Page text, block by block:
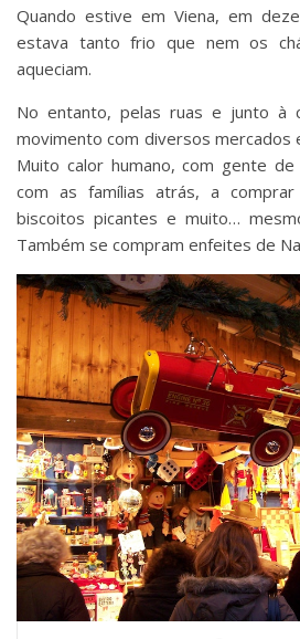
Quando estive em Viena, em
estava tanto frio que nem os
aqueciam.
No entanto, pelas ruas e junto à
movimento com diversos mercados
Muito calor humano, com gente
com as famílias atrás, a comprar
biscoitos picantes e muito…
Também se compram enfeites de